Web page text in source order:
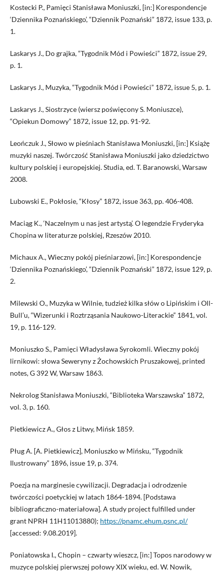
Kostecki P., Pamięci Stanisława Moniuszki, [in:] Korespondencje
‘Dziennika Poznańskiego’, “Dziennik Poznański” 1872, issue 133, p.
1.
Laskarys J., Do grajka, “Tygodnik Mód i Powieści” 1872, issue 29,
p. 1.
Laskarys J., Muzyka, “Tygodnik Mód i Powieści” 1872, issue 5, p. 1.
Laskarys J., Siostrzyce (wiersz poświęcony S. Moniuszce),
“Opiekun Domowy” 1872, issue 12, pp. 91-92.
Leończuk J., Słowo w pieśniach Stanisława Moniuszki, [in:] Książę
muzyki naszej. Twórczość Stanisława Moniuszki jako dziedzictwo
kultury polskiej i europejskiej. Studia, ed. T. Baranowski, Warsaw
2008.
Lubowski E., Pokłosie, “Kłosy” 1872, issue 363, pp. 406-408.
Maciąg K., ‘Naczelnym u nas jest artystą’. O legendzie Fryderyka
Chopina w literaturze polskiej, Rzeszów 2010.
Michaux A., Wieczny pokój pieśniarzowi, [in:] Korespondencje
‘Dziennika Poznańskiego’, “Dziennik Poznański” 1872, issue 129, p.
2.
Milewski O., Muzyka w Wilnie, tudzież kilka słów o Lipińskim i Oll-
Bull’u, “Wizerunki i Roztrząsania Naukowo-Literackie” 1841, vol.
19, p. 116-129.
Moniuszko S., Pamięci Władysława Syrokomli. Wieczny pokój
lirnikowi: słowa Seweryny z Żochowskich Pruszakowej, printed
notes, G 392 W, Warsaw 1863.
Nekrolog Stanisława Moniuszki, “Biblioteka Warszawska” 1872,
vol. 3, p. 160.
Pietkiewicz A., Głos z Litwy, Mińsk 1859.
Pług A. [A. Pietkiewicz], Moniuszko w Mińsku, “Tygodnik
Ilustrowany” 1896, issue 19, p. 374.
Poezja na marginesie cywilizacji. Degradacja i odrodzenie
twórczości poetyckiej w latach 1864-1894. [Podstawa
bibliograficzno-materiałowa]. A study project fulfilled under
grant NPRH 11H11013880); https://pnamc.ehum.psnc.pl/
[accessed: 9.08.2019].
Poniatowska I., Chopin – czwarty wieszcz, [in:] Topos narodowy w
muzyce polskiej pierwszej połowy XIX wieku, ed. W. Nowik,